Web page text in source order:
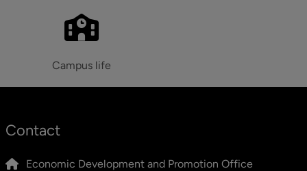
Campus life
Contact
Economic Development and Promotion Office